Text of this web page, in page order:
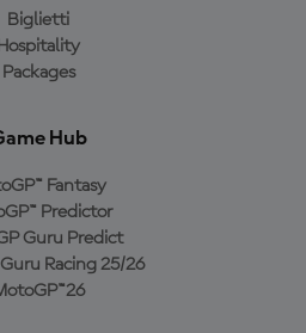
Biglietti
Hospitality
Packages
Hub
Fantasy
Predictor
Guru Predict
Racing 25/26